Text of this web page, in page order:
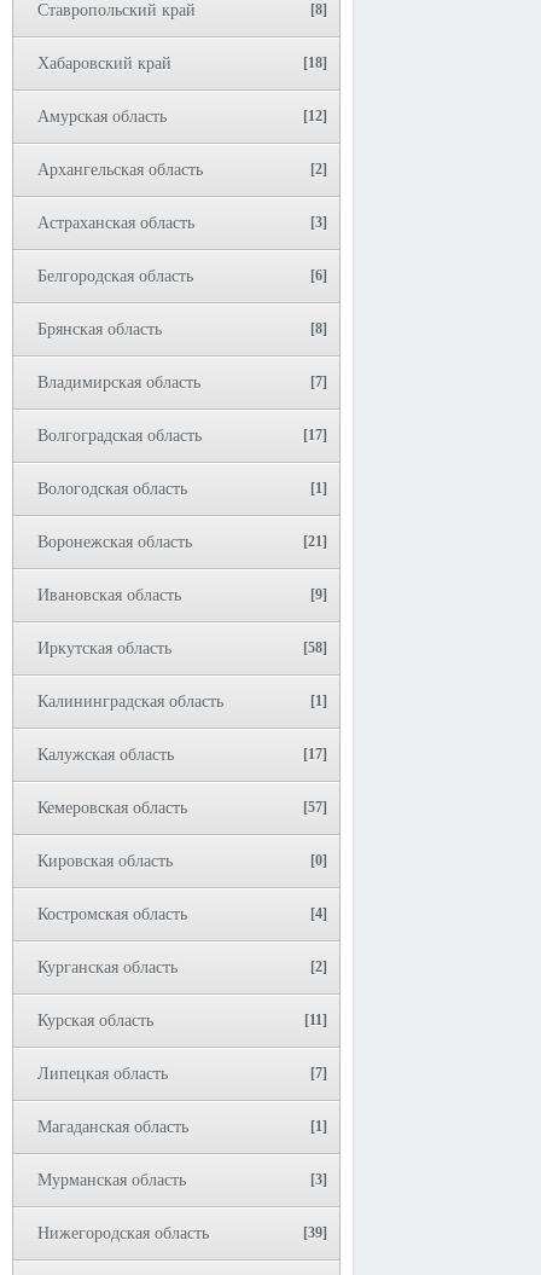
Ставропольский край [8]
Хабаровский край [18]
Амурская область [12]
Архангельская область [2]
Астраханская область [3]
Белгородская область [6]
Брянская область [8]
Владимирская область [7]
Волгоградская область [17]
Вологодская область [1]
Воронежская область [21]
Ивановская область [9]
Иркутская область [58]
Калининградская область [1]
Калужская область [17]
Кемеровская область [57]
Кировская область [0]
Костромская область [4]
Курганская область [2]
Курская область [11]
Липецкая область [7]
Магаданская область [1]
Мурманская область [3]
Нижегородская область [39]